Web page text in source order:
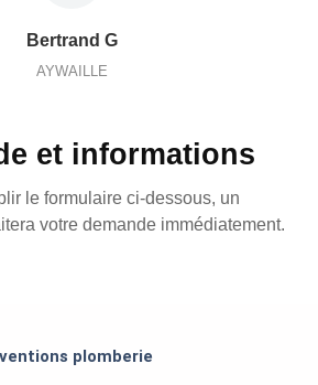
Bertrand G
AYWAILLE
et informations
le formulaire ci-dessous, un
votre demande immédiatement.
plomberie